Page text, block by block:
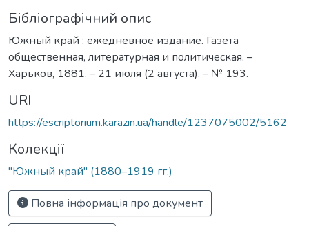
Бібліографічний опис
Южный край : ежедневное издание. Газета
общественная, литературная и политическая. –
Харьков, 1881. – 21 июля (2 августа). – № 193.
URI
https://escriptorium.karazin.ua/handle/1237075002/5162
Колекції
"Южный край" (1880–1919 гг.)
Повна інформація про документ